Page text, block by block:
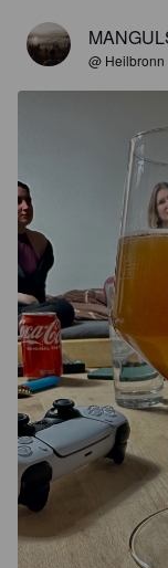
@ Heilbronn